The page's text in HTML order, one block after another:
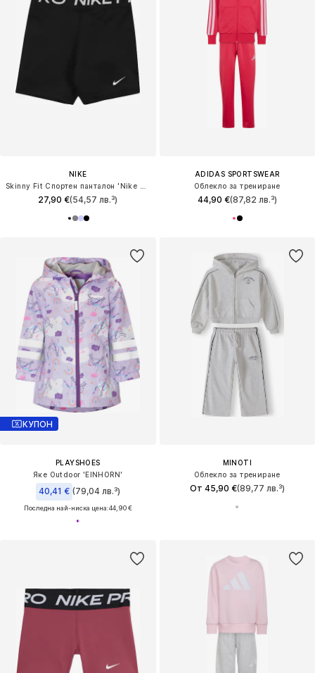
NIKE
27,90 €(54,57 лв.³)
ADIDAS SPORTSWEAR
Облекло за трениране
44,90 €(87,82 лв.³)
КУПОН
PLAYSHOES
Яке Outdoor 'EINHORN'
40,41 € (79,04 лв.³)
Последна най-ниска цена:44,90 €
MINOTI
Облекло за трениране
От 45,90 €(89,77 лв.³)